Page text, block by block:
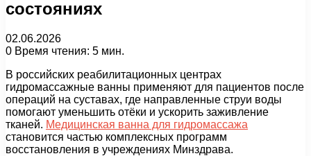
состояниях
02.06.2026
0 Время чтения: 5 мин.
В российских реабилитационных центрах
гидромассажные ванны применяют для пациентов после
операций на суставах, где направленные струи воды
помогают уменьшить отёки и ускорить заживление
тканей. Медицинская ванна для гидромассажа
становится частью комплексных программ
восстановления в учреждениях Минздрава.